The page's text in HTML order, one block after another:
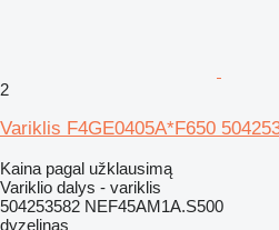
2
Variklis F4GE0405A*F650
Kaina pagal užklausimą
Variklio dalys - variklis
504253582 NEF45AM1A.S500
dyzelinas